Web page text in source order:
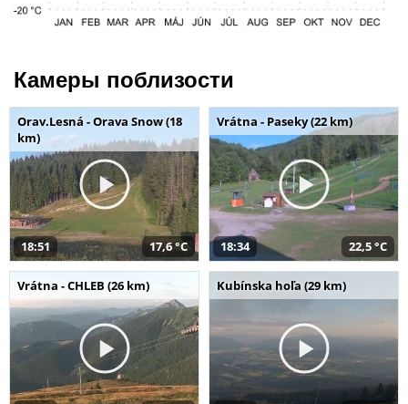
Камеры поблизости
Orav.Lesná - Orava Snow (18
km)
18:51 17,6 °C
Vrátna - Paseky (22 km)
18:34 22,5 °C
Vrátna - CHLEB (26 km) Kubínska hoľa (29 km)